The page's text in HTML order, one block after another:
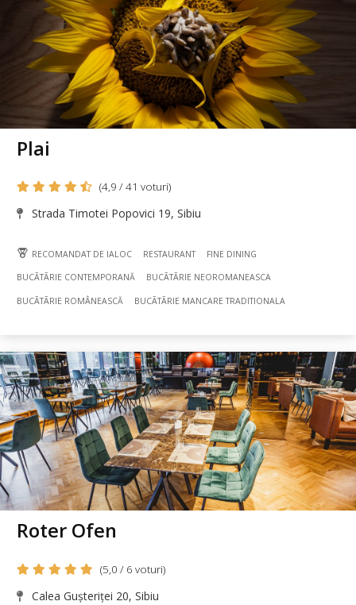
Plai
(4,9 / 41 voturi)
Strada Timotei Popovici 19, Sibiu
RECOMANDAT DE IALOC RESTAURANT FINE DINING
BUCÃTÃRIE CONTEMPORANĂ BUCÃTÃRIE NEOROMANEASCA
BUCÃTÃRIE ROMÂNEASCĂ BUCÃTÃRIE MANCARE TRADITIONALA
Roter Ofen
(5,0 / 6 voturi)
Calea Gușteriței 20, Sibiu